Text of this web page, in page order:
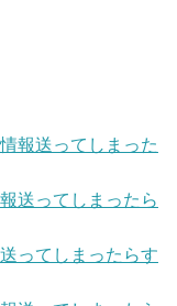
報送ってしまった
送ってしまったら
ってしまったらす